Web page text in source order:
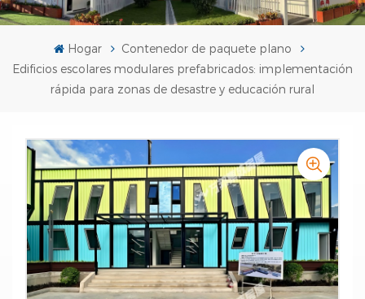
Hogar
Contenedor de paquete plano
Edificios escolares modulares prefabricados: implementación
rápida para zonas de desastre y educación rural